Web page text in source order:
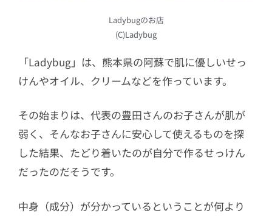
Ladybugのお店
(C)Ladybug
「Ladybug」は、熊本県の阿蘇で肌に優しいせっ
けんやオイル、クリームなどを作っています。
その始まりは、代表の豊田さんのお子さんが肌が
弱く、そんなお子さんに安心して使えるものを探
した結果、たどり着いたのが自分で作るせっけん
だったのだそうです。
中身（成分）が分かっているということが何より